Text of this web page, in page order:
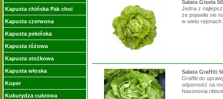
Kapusta chińska Pak choi
Kapusta czerwona
Kapusta pekińska
Kapusta różowa
Kapusta stożkowa
Kapusta włoska
Koper
Kukurydza cukrowa
Sałata Gisela
Jedna z
ze pojawiła sie
w wielu
Sałata Graffiti
Graffiti do
odporność na
Nasonovia